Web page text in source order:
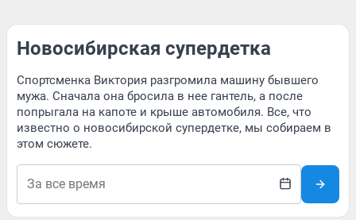
Новосибирская супердетка
Спортсменка Виктория разгромила машину бывшего
мужа. Сначала она бросила в нее гантель, а после
попрыгала на капоте и крыше автомобиля. Все, что
известно о новосибирской супердетке, мы собираем в
этом сюжете.